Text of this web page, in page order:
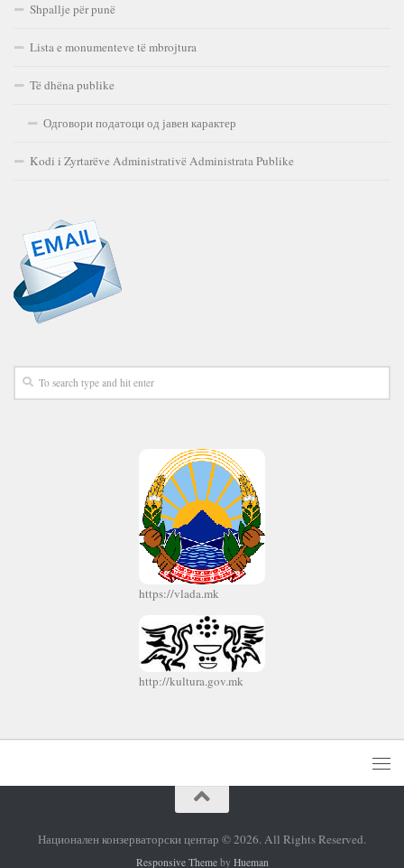
Shpallje për punë
Lista e monumenteve të mbrojtura
Të dhëna publike
Одговори податоци од јавен карактер
Kodi i Zyrtarëve Administrativë Administrata Publike
https://vlada.mk
http://kultura.gov.mk
Национален конзерваторски центар © 2026. All Rights Reserved.
Responsive Themeby Hueman